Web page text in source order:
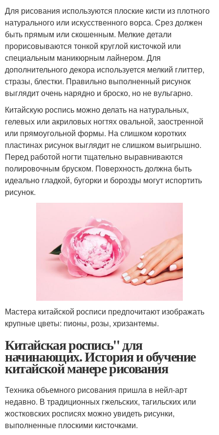
Для рисования используются плоские кисти из плотного
натурального или искусственного ворса. Срез должен
быть прямым или скошенным. Мелкие детали
прорисовываются тонкой круглой кисточкой или
специальным маникюрным лайнером. Для
дополнительного декора используется мелкий глиттер,
стразы, блестки. Правильно выполненный рисунок
выглядит очень нарядно и броско, но не вульгарно.
Китайскую роспись можно делать на натуральных,
гелевых или акриловых ногтях овальной, заостренной
или прямоугольной формы. На слишком коротких
пластинах рисунок выглядит не слишком выигрышно.
Перед работой ногти тщательно выравниваются
полировочным бруском. Поверхность должна быть
идеально гладкой, бугорки и борозды могут испортить
рисунок.
Мастера китайской росписи предпочитают изображать
крупные цветы: пионы, розы, хризантемы.
Китайская роспись'' для
начинающих. История и обучение
китайской манере рисования
Техника объемного рисования пришла в нейл-арт
недавно. В традиционных гжельских, тагильских или
жостковских росписях можно увидеть рисунки,
выполненные плоскими кисточками.